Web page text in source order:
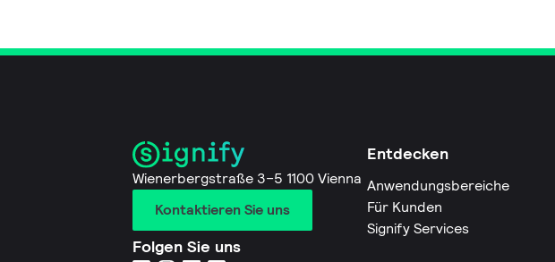
Wienerbergstraße 3–5 1100 Vienna
Kontaktieren Sie uns
Folgen Sie uns
Entdecken
Anwendungsbereiche
Für Kunden
Signify Services